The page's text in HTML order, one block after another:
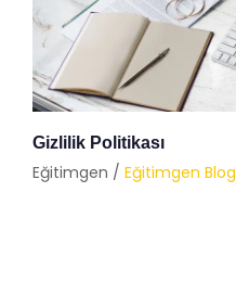
Gizlilik Politikası
Eğitimgen / Eğitimgen Blog